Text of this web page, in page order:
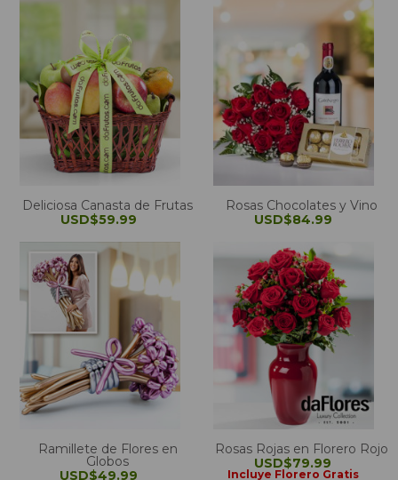
Deliciosa Canasta de Frutas
USD$59.99
Rosas Chocolates y Vino
USD$84.99
Ramillete de Flores en
Globos
USD$49.99
Rosas Rojas en Florero Rojo
USD$79.99
Incluye Florero Gratis